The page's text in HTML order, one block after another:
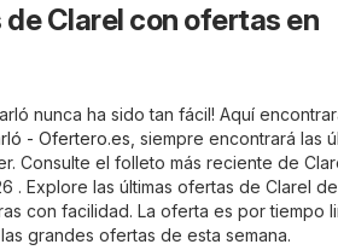
Clarel con ofertas en
nunca ha sido tan fácil! Aquí
- Ofertero.es , siempre encontrará las
Consulte el folleto más reciente de
Explore las últimas ofertas de Clarel
con facilidad. La oferta es por tiempo
grandes ofertas de esta semana.